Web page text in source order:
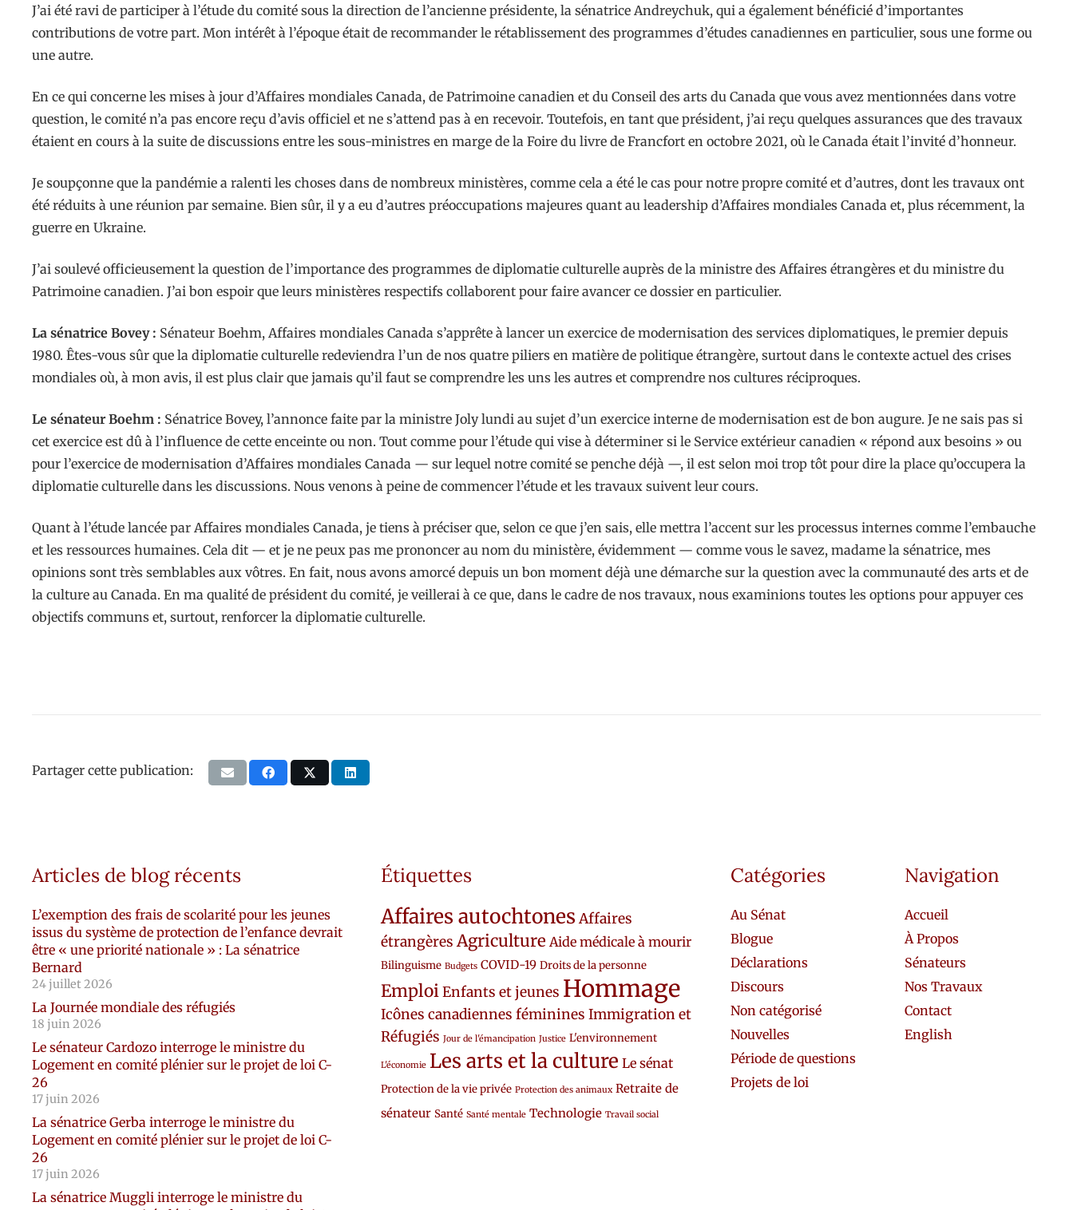
J’ai été ravi de participer à l’étude du comité sous la direction de l’ancienne présidente, la sénatrice Andreychuk, qui a également bénéficié d’importantes
contributions de votre part. Mon intérêt à l’époque était de recommander le rétablissement des programmes d’études canadiennes en particulier, sous une forme ou
une autre.
En ce qui concerne les mises à jour d’Affaires mondiales Canada, de Patrimoine canadien et du Conseil des arts du Canada que vous avez mentionnées dans votre
question, le comité n’a pas encore reçu d’avis officiel et ne s’attend pas à en recevoir. Toutefois, en tant que président, j’ai reçu quelques assurances que des travaux
étaient en cours à la suite de discussions entre les sous-ministres en marge de la Foire du livre de Francfort en octobre 2021, où le Canada était l’invité d’honneur.
Je soupçonne que la pandémie a ralenti les choses dans de nombreux ministères, comme cela a été le cas pour notre propre comité et d’autres, dont les travaux ont
été réduits à une réunion par semaine. Bien sûr, il y a eu d’autres préoccupations majeures quant au leadership d’Affaires mondiales Canada et, plus récemment, la
guerre en Ukraine.
J’ai soulevé officieusement la question de l’importance des programmes de diplomatie culturelle auprès de la ministre des Affaires étrangères et du ministre du
Patrimoine canadien. J’ai bon espoir que leurs ministères respectifs collaborent pour faire avancer ce dossier en particulier.
La sénatrice Bovey : Sénateur Boehm, Affaires mondiales Canada s’apprête à lancer un exercice de modernisation des services diplomatiques, le premier depuis
1980. Êtes-vous sûr que la diplomatie culturelle redeviendra l’un de nos quatre piliers en matière de politique étrangère, surtout dans le contexte actuel des crises
mondiales où, à mon avis, il est plus clair que jamais qu’il faut se comprendre les uns les autres et comprendre nos cultures réciproques.
Le sénateur Boehm : Sénatrice Bovey, l’annonce faite par la ministre Joly lundi au sujet d’un exercice interne de modernisation est de bon augure. Je ne sais pas si
cet exercice est dû à l’influence de cette enceinte ou non. Tout comme pour l’étude qui vise à déterminer si le Service extérieur canadien « répond aux besoins » ou
pour l’exercice de modernisation d’Affaires mondiales Canada — sur lequel notre comité se penche déjà —, il est selon moi trop tôt pour dire la place qu’occupera la
diplomatie culturelle dans les discussions. Nous venons à peine de commencer l’étude et les travaux suivent leur cours.
Quant à l’étude lancée par Affaires mondiales Canada, je tiens à préciser que, selon ce que j’en sais, elle mettra l’accent sur les processus internes comme l’embauche
et les ressources humaines. Cela dit — et je ne peux pas me prononcer au nom du ministère, évidemment — comme vous le savez, madame la sénatrice, mes
opinions sont très semblables aux vôtres. En fait, nous avons amorcé depuis un bon moment déjà une démarche sur la question avec la communauté des arts et de
la culture au Canada. En ma qualité de président du comité, je veillerai à ce que, dans le cadre de nos travaux, nous examinions toutes les options pour appuyer ces
objectifs communs et, surtout, renforcer la diplomatie culturelle.
Partager cette publication:
Articles de blog récents
L’exemption des frais de scolarité pour les jeunes
issus du système de protection de l’enfance devrait
être « une priorité nationale » : La sénatrice
Bernard
24 juillet 2026
La Journée mondiale des réfugiés
18 juin 2026
Le sénateur Cardozo interroge le ministre du
Logement en comité plénier sur le projet de loi C-
26
17 juin 2026
La sénatrice Gerba interroge le ministre du
Logement en comité plénier sur le projet de loi C-
26
17 juin 2026
La sénatrice Muggli interroge le ministre du
Étiquettes
Affaires autochtones Affaires
étrangères Agriculture Aide médicale à mourir
Bilinguisme Budgets COVID-19 Droits de la personne
EmploiEnfants et jeunes Hommage
Icônes canadiennes féminines Immigration et
Réfugiés Jour de l'émancipation Justice L'environnement
L'économie Les arts et la culture Le sénat
Protection de la vie privée Protection des animaux Retraite de
sénateur Santé Santé mentale Technologie Travail social
Catégories
Au Sénat
Blogue
Déclarations
Discours
Non catégorisé
Nouvelles
Période de questions
Projets de loi
Navigation
Accueil
À Propos
Sénateurs
Nos Travaux
Contact
English